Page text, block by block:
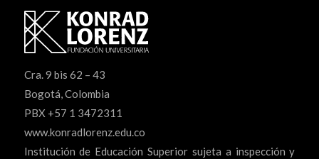
Cra. 9 bis 62 – 43
Bogotá, Colombia
PBX +57 1 3472311
www.konradlorenz.edu.co
Institución de Educación Superior sujeta a inspección y